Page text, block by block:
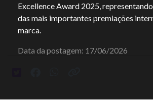
Excellence Award 2025,
das mais importantes premiações
marca.
Data da postagem: 17/06/2026